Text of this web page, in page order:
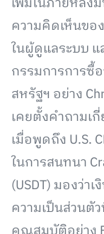
ความคิดเห็นขอ
ในผู้ดูแลระบบ
กรรมการการ
สหรัฐฯ อย่าง
เคยตั้งคำถามเ
เมื่อพูดถึง U.S.
ในการสนทนา
(USDT) มองว่า
ความเป็นส่วนตั